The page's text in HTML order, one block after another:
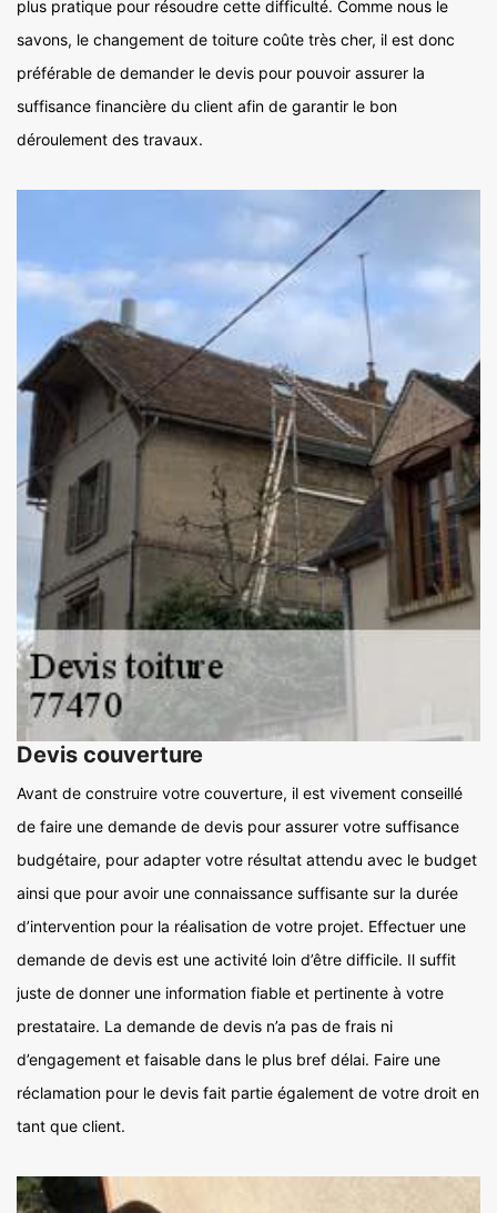
plus pratique pour résoudre cette difficulté. Comme nous le
savons, le changement de toiture coûte très cher, il est donc
préférable de demander le devis pour pouvoir assurer la
suffisance financière du client afin de garantir le bon
déroulement des travaux.
Devis couverture
Avant de construire votre couverture, il est vivement conseillé
de faire une demande de devis pour assurer votre suffisance
budgétaire, pour adapter votre résultat attendu avec le budget
ainsi que pour avoir une connaissance suffisante sur la durée
d’intervention pour la réalisation de votre projet. Effectuer une
demande de devis est une activité loin d’être difficile. Il suffit
juste de donner une information fiable et pertinente à votre
prestataire. La demande de devis n’a pas de frais ni
d’engagement et faisable dans le plus bref délai. Faire une
réclamation pour le devis fait partie également de votre droit en
tant que client.